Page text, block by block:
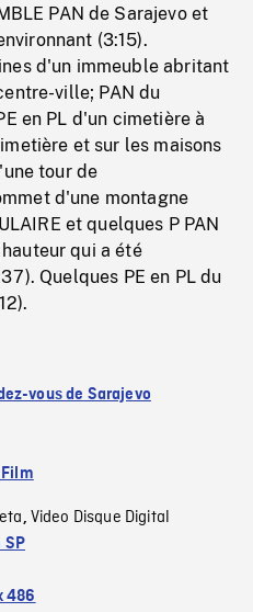
PAN de Sarajevo et
(3:15).
d'un immeuble abritant
ville; PAN du
en PL d'un cimetière à
et sur les maisons
tour de
d'une montagne
et quelques P PAN
qui a été
Quelques PE en PL du
vous de Sarajevo
, Video Disque Digital
SP
486